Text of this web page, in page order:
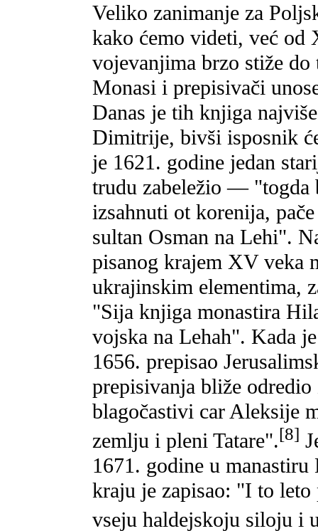
Veliko zanimanje za
kako ćemo videti, već
vojevanjima brzo stiže
Monasi i prepisivači
Danas je tih knjiga
Dimitrije, bivši isposnik
je 1621. godine jedan
trudu zabeležio — "togda
izsahnuti ot korenija,
sultan Osman na Lehi".
pisanog krajem XV veka
ukrajinskim elementima,
"Sija knjiga monastira
vojska na Lehah". Kada
1656. prepisao
prepisivanja bliže
blagočastivi car Aleksije
zemlju i pleni Tatare".[8]
1671. godine u
kraju je zapisao: "I to leto
vseju haldejskoju siloju i